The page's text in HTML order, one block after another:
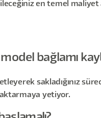
en temel
bağlamı
sakladığınız
aktarmaya yetiyor.